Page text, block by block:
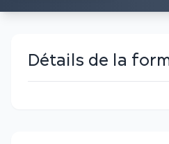
Détails de la